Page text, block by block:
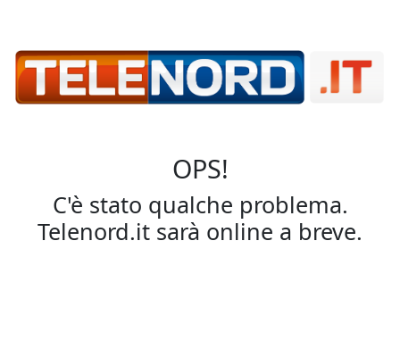
OPS!
C'è stato qualche problema.
Telenord.it sarà online a breve.